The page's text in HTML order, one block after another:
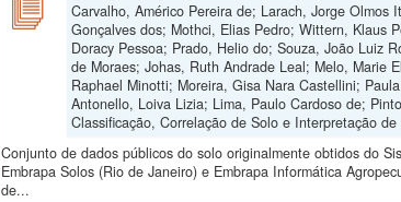
Carvalho, Américo Pereira de; Larach, Jorge
Gonçalves dos; Mothci, Elias Pedro; Wittern, Klaus
Doracy Pessoa; Prado, Helio do; Souza, João Luiz
de Moraes; Johas, Ruth Andrade Leal; Melo, Marie
Raphael Minotti; Moreira, Gisa Nara Castellini;
Antonello, Loiva Lizia; Lima, Paulo Cardoso de;
Classificação, Correlação de Solo e Interpretação
Conjunto de dados públicos do solo originalmente obtidos do
Embrapa Solos (Rio de Janeiro) e Embrapa Informática
de...